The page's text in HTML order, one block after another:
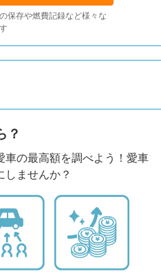
保存や燃費記録など様々な
？
車の最高額を調べよう！愛車
しませんか？